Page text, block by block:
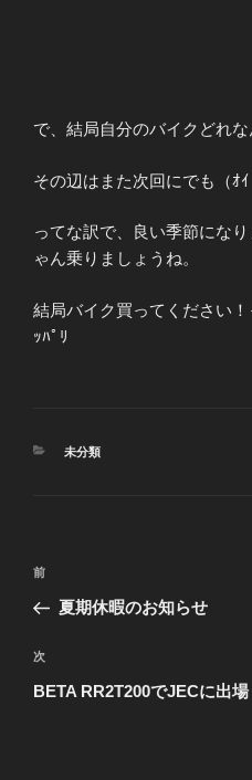
で、結局自分のバイクどれな
その辺はまた次回にでも（ｵｲ
ってな訳で、良い季節にな
ゃん乗りましょうね。
結局バイク買ってください
ｯﾊﾟﾘ
カ
未分類
投
ナ
ビ
ゲ
前
の
稿
前
夏期休暇のお知らせ
次
の
次
BETA RR2T200でJECに出場